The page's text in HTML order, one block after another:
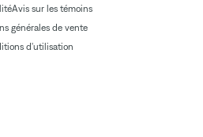
Avis sur les témoins
générales de vente
d'utilisation